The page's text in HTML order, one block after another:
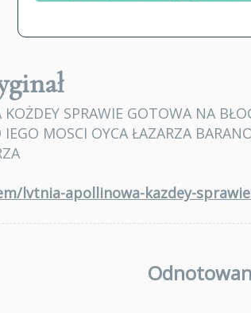
SPRAWIE GOTOWA NA
IEGO MOSCI OYCA ŁAZARZA
lvtnia-apollinowa-kazdey-